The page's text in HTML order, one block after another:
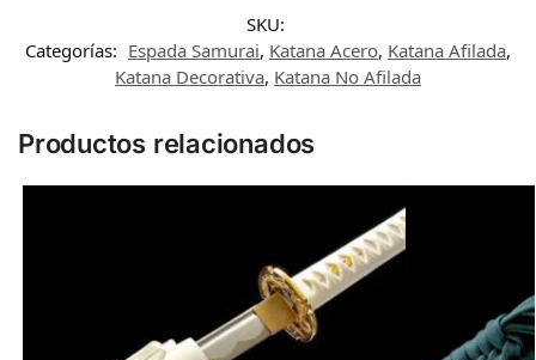
SKU:
Categorías: Espada Samurai, Katana Acero, Katana Afilada,
Katana Decorativa, Katana No Afilada
Productos relacionados